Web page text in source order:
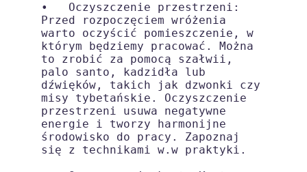
•   Oczyszczenie przestrzeni:
Przed rozpoczęciem wróżenia
warto oczyścić pomieszczenie, w
którym będziemy pracować. Można
to zrobić za pomocą szałwii,
palo santo, kadzidła lub
dźwięków, takich jak dzwonki czy
misy tybetańskie. Oczyszczenie
przestrzeni usuwa negatywne
energie i tworzy harmonijne
środowisko do pracy. Zapoznaj
się z technikami w.w praktyki.